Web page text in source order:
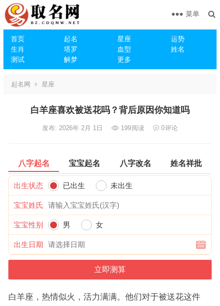
首页 起名 星座
运势
生肖
塔罗 血型
姓名
测试
解梦 更多
菜单
起名网 星座
白羊座喜欢被送花吗？背后原因你知道吗
发布: 2026年 2月 1日 199阅读 0评论
八字起名 宝宝起名 八字改名 姓名祥批
出生状态 已出生 未出生
宝宝姓氏
宝宝性别 男 女
出生日期
白羊座，热情似火，活力满满。他们对于被送花这件